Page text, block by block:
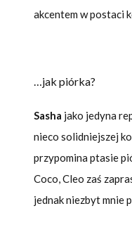
akcentem w postaci
…jak piórka?
Sasha jako jedyna
nieco solidniejszej
przypomina ptasie
Coco, Cleo zaś
jednak niezbyt mnie